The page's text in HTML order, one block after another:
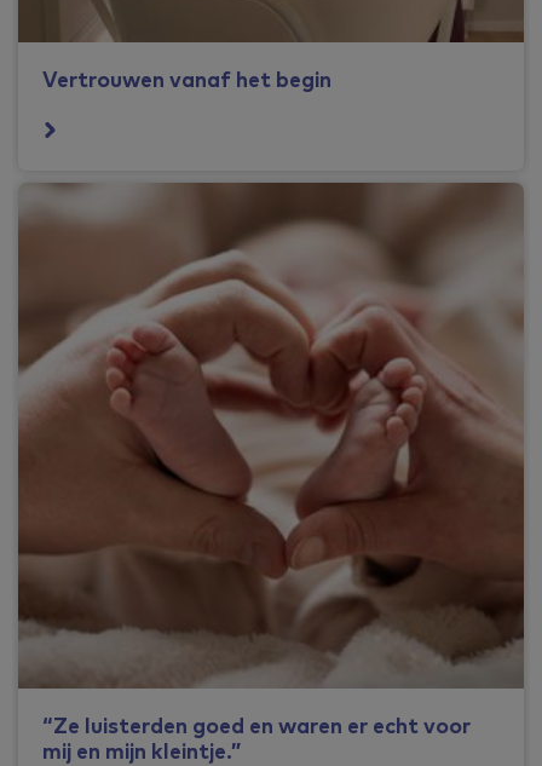
Vertrouwen vanaf het begin
“Ze luisterden goed en waren er echt voor
mij en mijn kleintje.”